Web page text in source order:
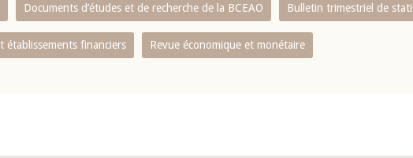
Documents d’études et de recherche de la BCEAO Bulletin trimestriel de
établissements financiers Revue économique et monétaire